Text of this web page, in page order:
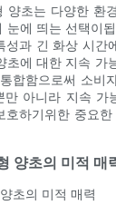
양초는 다양한 환
눈에 띄는 선택이
성과 긴 화상 시간
초에 대한 지속 가
합함으로써 소비
만 아니라 지속 가
호하기위한 중요
양초의 미적 매
초의 미적 매력